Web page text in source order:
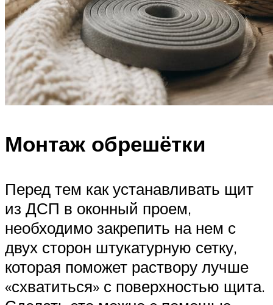
Монтаж обрешётки
Перед тем как устанавливать щит
из ДСП в оконный проем,
необходимо закрепить на нем с
двух сторон штукатурную сетку,
которая поможет раствору лучше
«схватиться» с поверхностью щита.